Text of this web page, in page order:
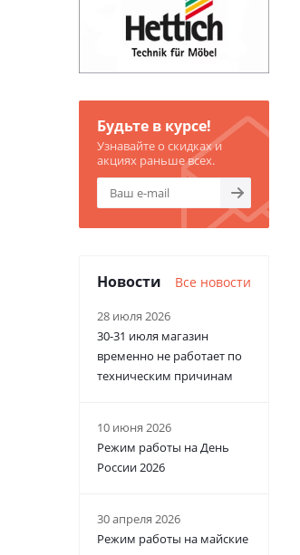
Будьте в курсе!
Узнавайте о скидках и
акциях раньше всех.
Новости Все новости
28 июля 2026
30-31 июля магазин
временно не работает по
техническим причинам
10 июня 2026
Режим работы на День
России 2026
30 апреля 2026
Режим работы на майские